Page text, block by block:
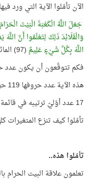
الآن تأمّلوا الآية التي ورد
جَعَلَ اللَّهُ الْكَعْبَةَ الْبَيْتَ
وَالْقَلَائِدَ ذَلِكَ لِتَعْلَمُوا أَنَّ
اللَّهَ بِكُلِّ شَيْءٍ عَلِيمٌ (97) المائدة
فكم تتوقّعون أن يكون عدد
هذه الآية عدد حروفها 119 حرفًا، وهذا العدد = 7 × 17
17 عدد أوّليّ ترتيبه في قائمة الأعداد الأوّليّة رقم 7
تأمّلوا كيف تنزع المتغيرات
تأمّلوا هذه..
تعلمون علاقة البيت الحرام